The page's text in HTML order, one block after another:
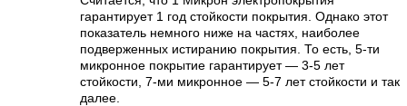
гарантирует 1 год стойкости покрытия. Однако этот
показатель немного ниже на частях, наиболее
подверженных истиранию покрытия. То есть, 5-ти
микронное покрытие гарантирует — 3-5 лет
стойкости, 7-ми микронное — 5-7 лет стойкости и так
далее.